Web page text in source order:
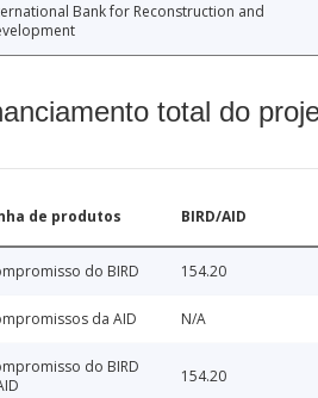
Bank for Reconstruction and
total do
de produtos BIRD/AID
do BIRD 154.20
da AID N/A
do BIRD
154.20